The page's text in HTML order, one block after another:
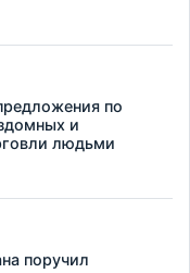
по
и
людьми
поручил